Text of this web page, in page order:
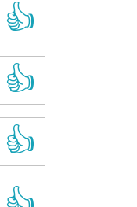
👍
👍
👍